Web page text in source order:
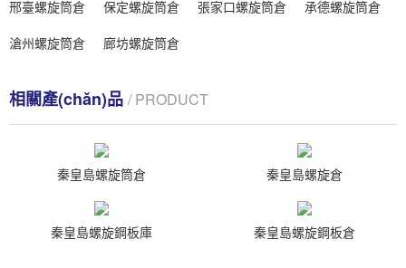
邢臺螺旋筒倉
保定螺旋筒倉 張家口螺旋筒倉
承德螺旋筒倉
滄州螺旋筒倉
廊坊螺旋筒倉
相關產(chǎn)品 / PRODUCT
秦皇島螺旋筒倉 秦皇島螺旋倉
秦皇島螺旋鋼板庫 秦皇島螺旋鋼板倉